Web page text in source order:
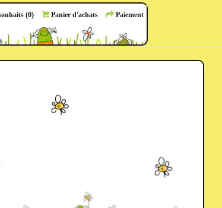
(0) Panier d'achats Paiement